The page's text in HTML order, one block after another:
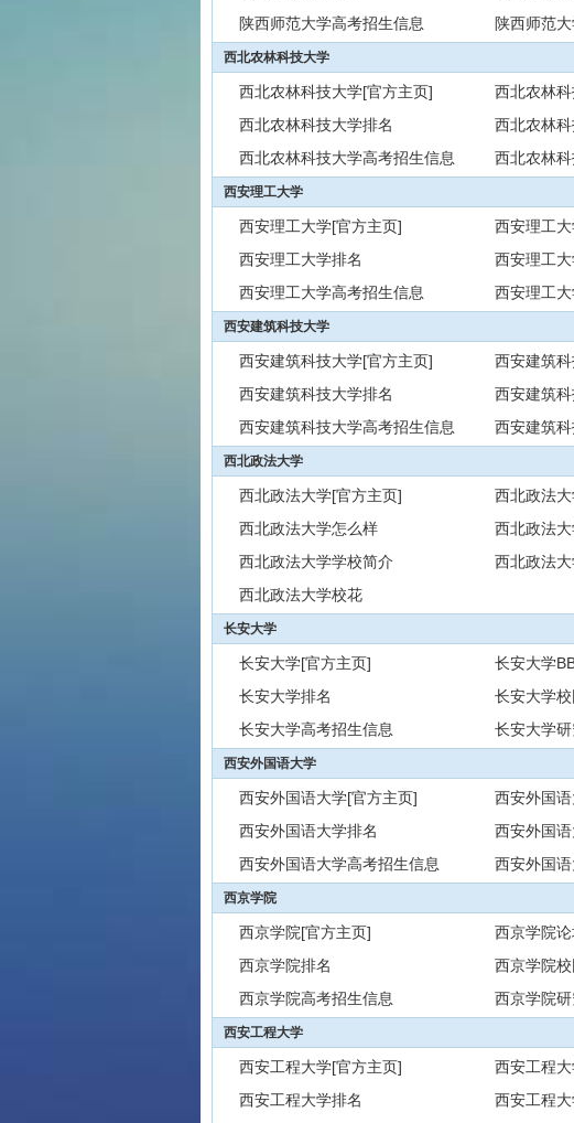
陕西师范大学高考招生信息
陕西师范
西北农林科技大学
西北农林科技大学[官方主页] 西北农林
西北农林科技大学排名
西北农林
西北农林科技大学高考招生信息
西北农林
西安理工大学
西安理工大学[官方主页] 西安理工
西安理工大学排名
西安理工
西安理工大学高考招生信息
西安理工
西安建筑科技大学
西安建筑科技大学[官方主页] 西安建筑
西安建筑科技大学排名
西安建筑
西安建筑科技大学高考招生信息
西安建筑
西北政法大学
西北政法大学[官方主页] 西北政法
西北政法大学怎么样
西北政法大
西北政法大学学校简介
西北政法
西北政法大学校花
长安大学
长安大学[官方主页] 长安大学
长安大学排名
长安大学
长安大学高考招生信息
长安大学
西安外国语大学
西安外国语大学[官方主页] 西安外国
西安外国语大学排名
西安外国
西安外国语大学高考招生信息
西安外国
西京学院
西京学院[官方主页] 西京学院
西京学院排名
西京学院
西京学院高考招生信息
西京学院
西安工程大学
西安工程大学[官方主页] 西安工程
西安工程大学排名
西安工程